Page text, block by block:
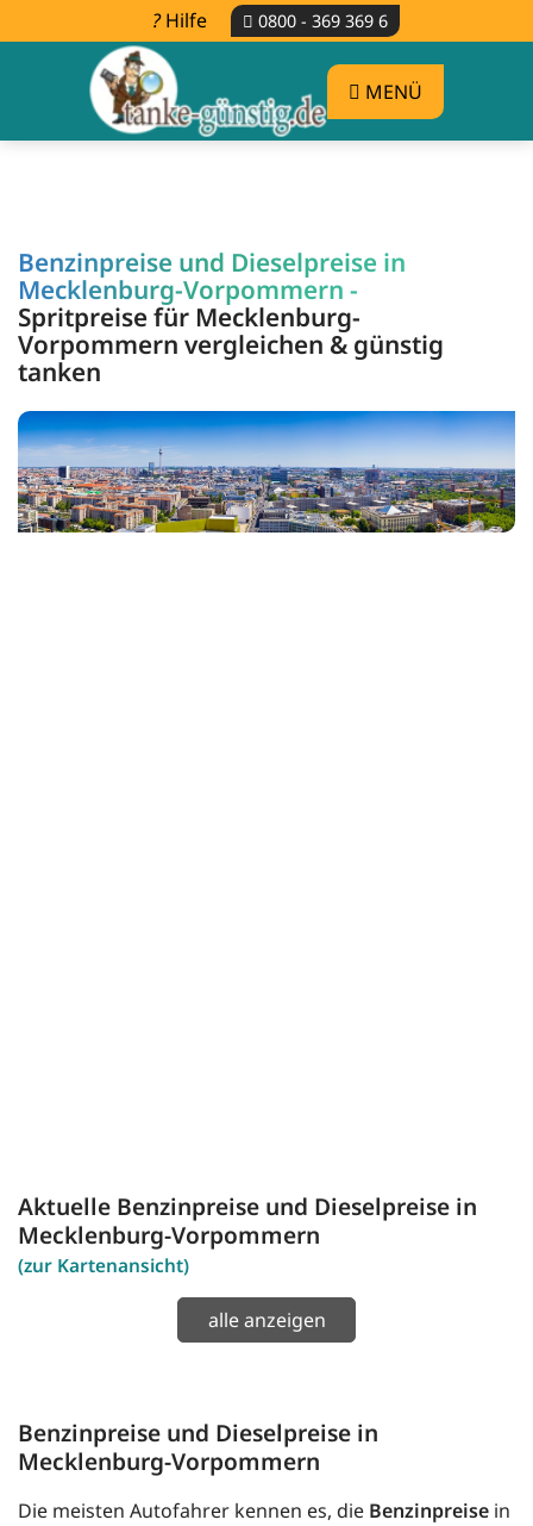
Hilfe 0800 - 369 369 6
MENÜ
Benzinpreise und Dieselpreise in
Mecklenburg-Vorpommern -
Spritpreise für Mecklenburg-
Vorpommern vergleichen & günstig
tanken
Aktuelle Benzinpreise und Dieselpreise in
Mecklenburg-Vorpommern
(zur Kartenansicht)
alle anzeigen
Benzinpreise und Dieselpreise in
Mecklenburg-Vorpommern
Die meisten Autofahrer kennen es, die Benzinpreise in